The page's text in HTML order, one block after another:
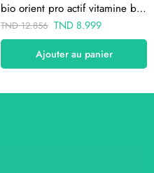
bio orient pro actif vitamine b5 10ml
TND12.856 TND8.999
Ajouter au panier